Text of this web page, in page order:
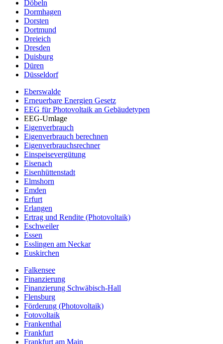
Döbeln
Dormhagen
Dorsten
Dortmund
Dreieich
Dresden
Duisburg
Düren
Düsseldorf
Eberswalde
Erneuerbare Energien Gesetz
EEG für Photovoltaik an Gebäudetypen
EEG-Umlage
Eigenverbrauch
Eigenverbrauch berechnen
Eigenverbrauchsrechner
Einspeisevergütung
Eisenach
Eisenhüttenstadt
Elmshorn
Emden
Erfurt
Erlangen
Ertrag und Rendite (Photovoltaik)
Eschweiler
Essen
Esslingen am Neckar
Euskirchen
Falkensee
Finanzierung
Finanzierung Schwäbisch-Hall
Flensburg
Förderung (Photovoltaik)
Fotovoltaik
Frankenthal
Frankfurt
Frankfurt am Main